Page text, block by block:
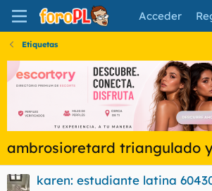
Acceder
Etiquetas
ambrosioretard triangulado
karen: estudiante latina